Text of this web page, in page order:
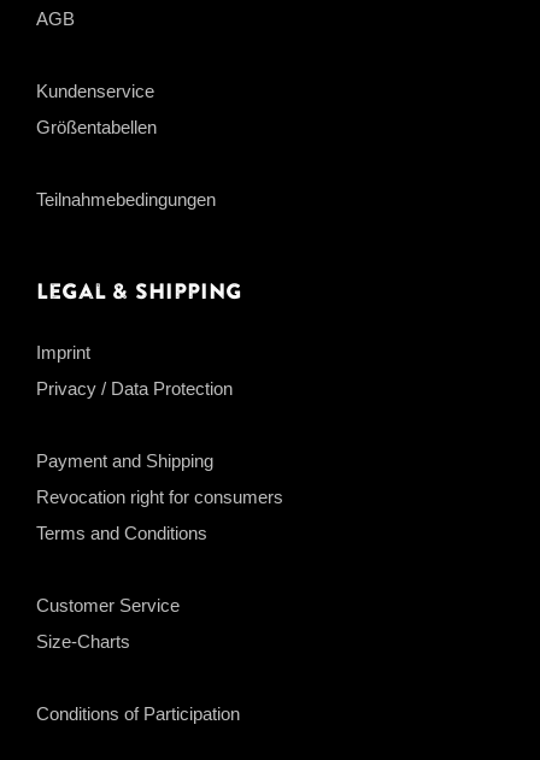
AGB
Kundenservice
Größentabellen
Teilnahmebedingungen
Legal & Shipping
Imprint
Privacy / Data Protection
Payment and Shipping
Revocation right for consumers
Terms and Conditions
Customer Service
Size-Charts
Conditions of Participation